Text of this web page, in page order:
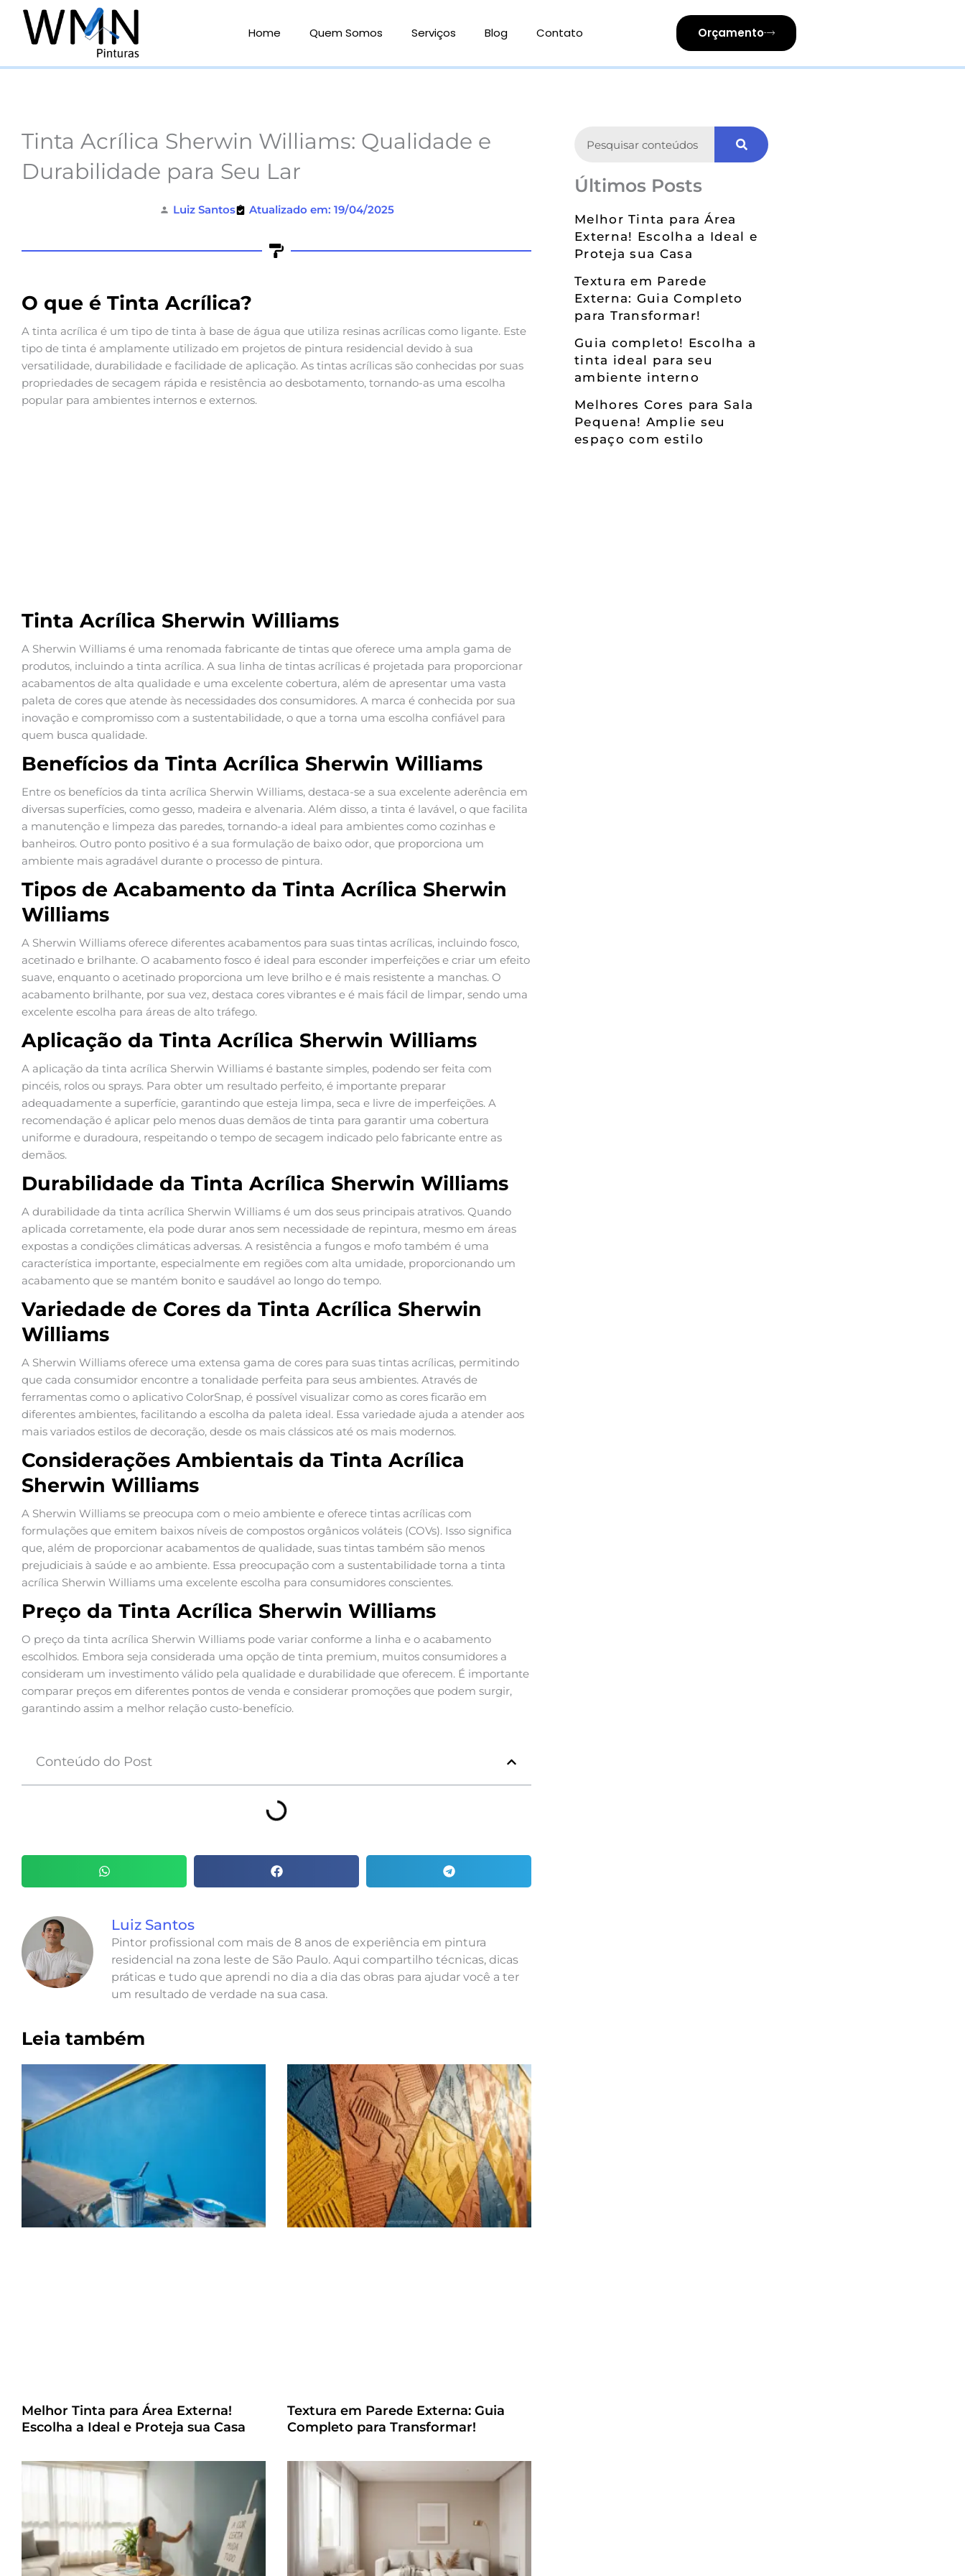
Home Quem Somos Serviços Blog Contato Orçamento
Tinta Acrílica Sherwin Williams: Qualidade e
Durabilidade para Seu Lar
Luiz Santos Atualizado em: 19/04/2025
O que é Tinta Acrílica?
A tinta acrílica é um tipo de tinta à base de água que utiliza resinas acrílicas como ligante. Este
tipo de tinta é amplamente utilizado em projetos de pintura residencial devido à sua
versatilidade, durabilidade e facilidade de aplicação. As tintas acrílicas são conhecidas por suas
propriedades de secagem rápida e resistência ao desbotamento, tornando-as uma escolha
popular para ambientes internos e externos.
Tinta Acrílica Sherwin Williams
A Sherwin Williams é uma renomada fabricante de tintas que oferece uma ampla gama de
produtos, incluindo a tinta acrílica. A sua linha de tintas acrílicas é projetada para proporcionar
acabamentos de alta qualidade e uma excelente cobertura, além de apresentar uma vasta
paleta de cores que atende às necessidades dos consumidores. A marca é conhecida por sua
inovação e compromisso com a sustentabilidade, o que a torna uma escolha confiável para
quem busca qualidade.
Benefícios da Tinta Acrílica Sherwin Williams
Entre os benefícios da tinta acrílica Sherwin Williams, destaca-se a sua excelente aderência em
diversas superfícies, como gesso, madeira e alvenaria. Além disso, a tinta é lavável, o que facilita
a manutenção e limpeza das paredes, tornando-a ideal para ambientes como cozinhas e
banheiros. Outro ponto positivo é a sua formulação de baixo odor, que proporciona um
ambiente mais agradável durante o processo de pintura.
Tipos de Acabamento da Tinta Acrílica Sherwin
Williams
A Sherwin Williams oferece diferentes acabamentos para suas tintas acrílicas, incluindo fosco,
acetinado e brilhante. O acabamento fosco é ideal para esconder imperfeições e criar um efeito
suave, enquanto o acetinado proporciona um leve brilho e é mais resistente a manchas. O
acabamento brilhante, por sua vez, destaca cores vibrantes e é mais fácil de limpar, sendo uma
excelente escolha para áreas de alto tráfego.
Aplicação da Tinta Acrílica Sherwin Williams
A aplicação da tinta acrílica Sherwin Williams é bastante simples, podendo ser feita com
pincéis, rolos ou sprays. Para obter um resultado perfeito, é importante preparar
adequadamente a superfície, garantindo que esteja limpa, seca e livre de imperfeições. A
recomendação é aplicar pelo menos duas demãos de tinta para garantir uma cobertura
uniforme e duradoura, respeitando o tempo de secagem indicado pelo fabricante entre as
demãos.
Durabilidade da Tinta Acrílica Sherwin Williams
A durabilidade da tinta acrílica Sherwin Williams é um dos seus principais atrativos. Quando
aplicada corretamente, ela pode durar anos sem necessidade de repintura, mesmo em áreas
expostas a condições climáticas adversas. A resistência a fungos e mofo também é uma
característica importante, especialmente em regiões com alta umidade, proporcionando um
acabamento que se mantém bonito e saudável ao longo do tempo.
Variedade de Cores da Tinta Acrílica Sherwin
Williams
A Sherwin Williams oferece uma extensa gama de cores para suas tintas acrílicas, permitindo
que cada consumidor encontre a tonalidade perfeita para seus ambientes. Através de
ferramentas como o aplicativo ColorSnap, é possível visualizar como as cores ficarão em
diferentes ambientes, facilitando a escolha da paleta ideal. Essa variedade ajuda a atender aos
mais variados estilos de decoração, desde os mais clássicos até os mais modernos.
Considerações Ambientais da Tinta Acrílica
Sherwin Williams
A Sherwin Williams se preocupa com o meio ambiente e oferece tintas acrílicas com
formulações que emitem baixos níveis de compostos orgânicos voláteis (COVs). Isso significa
que, além de proporcionar acabamentos de qualidade, suas tintas também são menos
prejudiciais à saúde e ao ambiente. Essa preocupação com a sustentabilidade torna a tinta
acrílica Sherwin Williams uma excelente escolha para consumidores conscientes.
Preço da Tinta Acrílica Sherwin Williams
O preço da tinta acrílica Sherwin Williams pode variar conforme a linha e o acabamento
escolhidos. Embora seja considerada uma opção de tinta premium, muitos consumidores a
consideram um investimento válido pela qualidade e durabilidade que oferecem. É importante
comparar preços em diferentes pontos de venda e considerar promoções que podem surgir,
garantindo assim a melhor relação custo-benefício.
Conteúdo do Post
Luiz Santos
Pintor profissional com mais de 8 anos de experiência em pintura
residencial na zona leste de São Paulo. Aqui compartilho técnicas, dicas
práticas e tudo que aprendi no dia a dia das obras para ajudar você a ter
um resultado de verdade na sua casa.
Leia também
Melhor Tinta para Área Externa!
Escolha a Ideal e Proteja sua Casa
Textura em Parede Externa: Guia
Completo para Transformar!
Últimos Posts
Melhor Tinta para Área
Externa! Escolha a Ideal e
Proteja sua Casa
Textura em Parede
Externa: Guia Completo
para Transformar!
Guia completo! Escolha a
tinta ideal para seu
ambiente interno
Melhores Cores para Sala
Pequena! Amplie seu
espaço com estilo